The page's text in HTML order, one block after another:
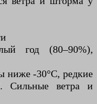
год (80–90%),
ниже -30°C, редкие
Сильные ветра и